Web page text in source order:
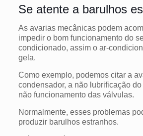
Se atente a barulhos
As avarias mecânicas podem
impedir o bom funcionamento do
condicionado, assim o ar-
gela.
Como exemplo, podemos citar a
condensador, a não lubrificação
não funcionamento das válvulas.
Normalmente, esses problemas
produzir barulhos estranhos.